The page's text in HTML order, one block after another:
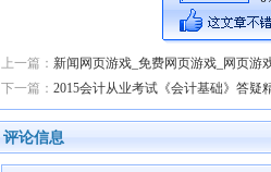
上一篇： 新闻网页游戏_免费网页游戏_网页游
下一篇： 2015会计从业考试《会计基础》答疑
评论信息